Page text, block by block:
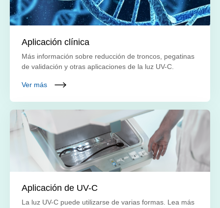
Aplicación clínica
Más información sobre reducción de troncos, pegatinas
de validación y otras aplicaciones de la luz UV-C.
Ver más
Aplicación de UV-C
La luz UV-C puede utilizarse de varias formas. Lea más